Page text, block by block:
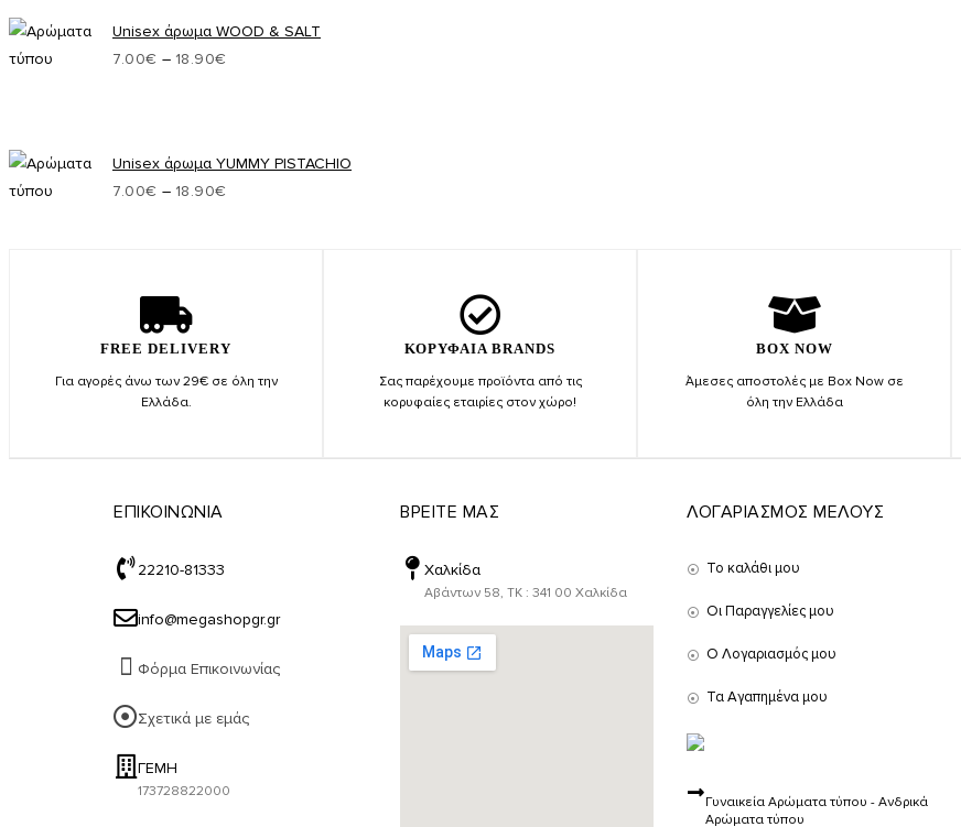
Unisex άρωμα WOOD & SALT
7.00€ – 18.90€
Unisex άρωμα YUMMY PISTACHIO
7.00€ – 18.90€
FREE DELIVERY
Για αγορές άνω των 29€ σε όλη την
Ελλάδα.
ΚΟΡΥΦΑΙΑ BRANDS
Σας παρέχουμε προϊόντα από τις
κορυφαίες εταιρίες στον χώρο!
BOX NOW
Άμεσες αποστολές με Box Now σε
όλη την Ελλάδα
ΕΠΙΚΟΙΝΩΝΙΑ
22210-81333
info@megashopgr.gr
Φόρμα Επικοινωνίας
Σχετικά με εμάς
ΓΕΜΗ
173728822000
ΒΡΕΙΤΕ ΜΑΣ
Χαλκίδα
Αβάντων 58, ΤΚ : 341 00 Χαλκίδα
ΛΟΓΑΡΙΑΣΜΟΣ ΜΕΛΟΥΣ
Το καλάθι μου
Οι Παραγγελίες μου
Ο Λογαριασμός μου
Τα Αγαπημένα μου
Γυναικεία Αρώματα τύπου - Ανδρικά
Αρώματα τύπου